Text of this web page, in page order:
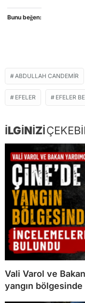
Bunu beğen:
ABDULLAH CANDEMIR
EFELER EFELER
İLGİNİZİ
Vali Varol ve Bakan
yangın